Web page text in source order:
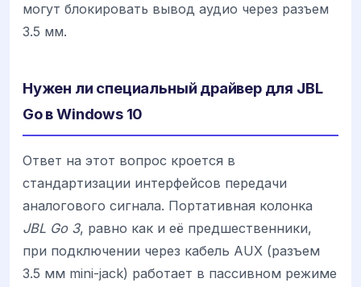
могут блокировать вывод аудио через разъем
3.5 мм.
Нужен ли специальный драйвер для JBL
Go в Windows 10
Ответ на этот вопрос кроется в
стандартизации интерфейсов передачи
аналогового сигнала. Портативная колонка
JBL Go 3, равно как и её предшественники,
при подключении через кабель AUX (разъем
3.5 мм mini-jack) работает в пассивном режиме